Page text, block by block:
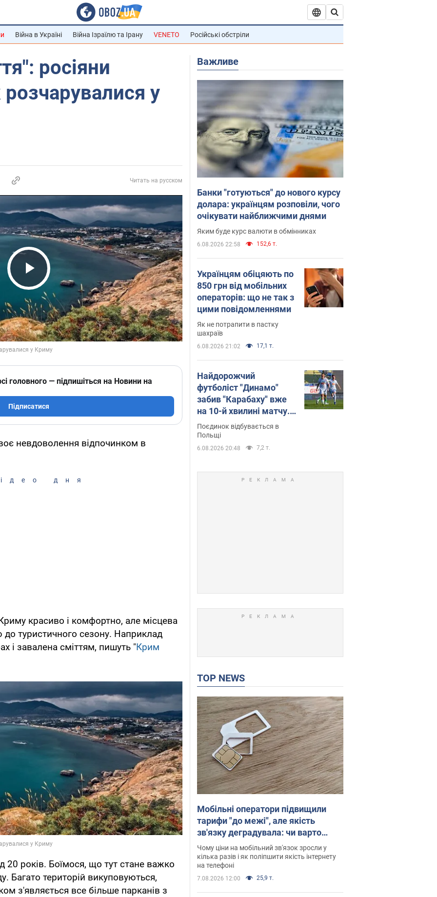
Війна в Україні Війна Ізраїлю та Ірану VENETO Російські обстріли
росіяни
розчарувалися у
Читать на русском
Play Video
головного — підпишіться на Новини на
Підписатися
невдоволення відпочинком в
дня
красиво і комфортно, але місцева
туристичного сезону. Наприклад
і завалена сміттям, пишуть "Крим
років. Боїмося, що тут стане важко
Багато територій викуповуються,
з'являється все більше парканів з
Важливе
Банки "готуються" до нового курсу
долара: українцям розповіли, чого
очікувати найближчими днями
Яким буде курс валюти в обмінниках
6.08.2026 22:58 152,6 т.
Українцям обіцяють по
850 грн від мобільних
операторів: що не так з
цими повідомленнями
Як не потрапити в пастку
шахраїв
6.08.2026 21:02 17,1 т.
Найдорожчий
футболіст "Динамо"
забив "Карабаху" вже
на 10-й хвилині матчу.
Відео
Поєдинок відбувається в
Польщі
6.08.2026 20:48 7,2 т.
TOP NEWS
Мобільні оператори підвищили
тарифи "до межі", але якість
зв'язку деградувала: чи варто
скаржитись на ціни
Чому ціни на мобільний зв'язок зросли у
кілька разів і як поліпшити якість інтернету
на телефоні
7.08.2026 12:00 25,9 т.